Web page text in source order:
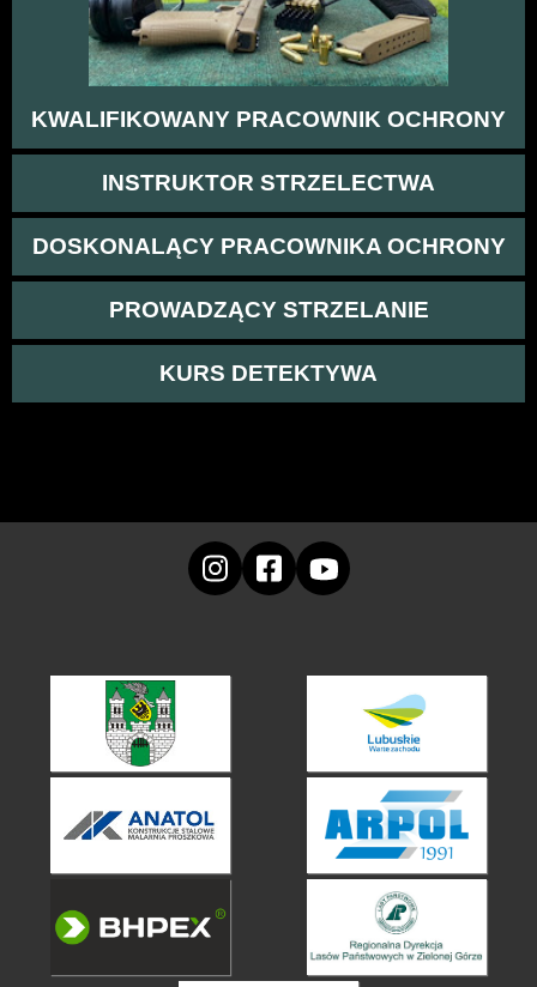
KWALIFIKOWANY PRACOWNIK OCHRONY
INSTRUKTOR STRZELECTWA
DOSKONALĄCY PRACOWNIKA OCHRONY
PROWADZĄCY STRZELANIE
KURS DETEKTYWA